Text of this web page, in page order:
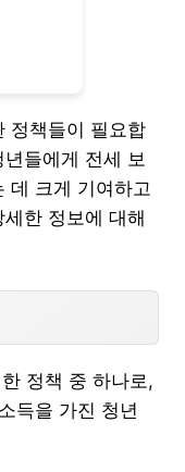
정책들이 필요합
들에게 전세 보
데 크게 기여하고
한 정보에 대해
정책 중 하나로,
득을 가진 청년